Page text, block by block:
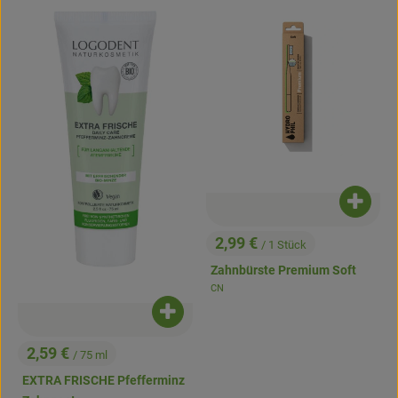
, Preis:
2,59 € / 75 ml
EXTRA FRISCHE Pfefferminz
Produkt zum Warenkorb hinzufügen
, Preis:
2,99 € / 1 Stück
Zahnbürste Premium Soft
, Herkunft:
CN